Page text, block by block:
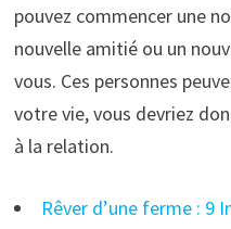
pouvez commencer une
nouvelle amitié ou un
vous. Ces personnes
votre vie, vous devriez
à la relation.
Rêver d’une ferme : 9